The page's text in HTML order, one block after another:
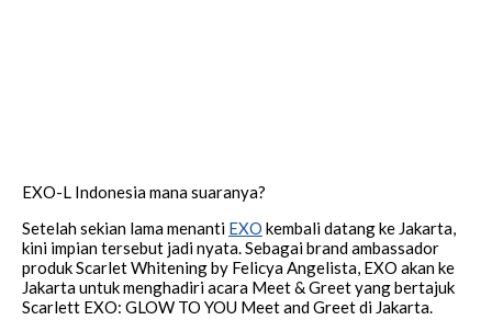
EXO-L Indonesia mana suaranya?
Setelah sekian lama menanti EXO kembali datang ke Jakarta,
kini impian tersebut jadi nyata. Sebagai brand ambassador
produk Scarlet Whitening by Felicya Angelista, EXO akan ke
Jakarta untuk menghadiri acara Meet & Greet yang bertajuk
Scarlett EXO: GLOW TO YOU Meet and Greet di Jakarta.